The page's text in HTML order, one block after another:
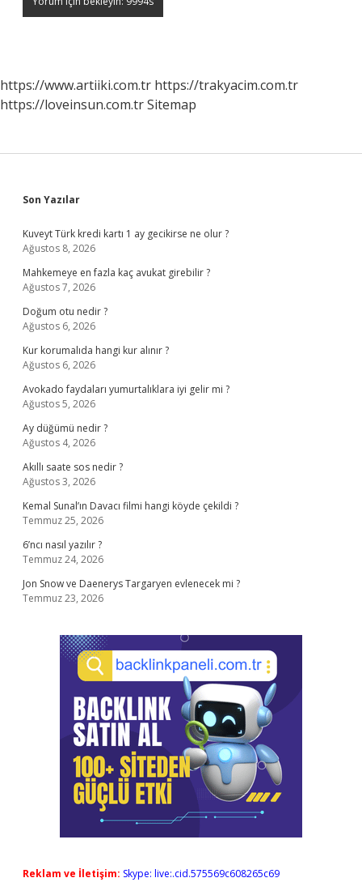
https://www.artiiki.com.tr https://trakyacim.com.tr
https://loveinsun.com.trSitemap
Sidebar
Son Yazılar
Kuveyt Türk kredi kartı 1 ay gecikirse ne olur ?
Ağustos 8, 2026
Mahkemeye en fazla kaç avukat girebilir ?
Ağustos 7, 2026
Doğum otu nedir ?
Ağustos 6, 2026
Kur korumalıda hangi kur alınır ?
Ağustos 6, 2026
Avokado faydaları yumurtalıklara iyi gelir mi ?
Ağustos 5, 2026
Ay düğümü nedir ?
Ağustos 4, 2026
Akıllı saate sos nedir ?
Ağustos 3, 2026
Kemal Sunal’ın Davacı filmi hangi köyde çekildi ?
Temmuz 25, 2026
6’ncı nasıl yazılır ?
Temmuz 24, 2026
Jon Snow ve Daenerys Targaryen evlenecek mi ?
Temmuz 23, 2026
Reklam ve İletişim: Skype: live:.cid.575569c608265c69